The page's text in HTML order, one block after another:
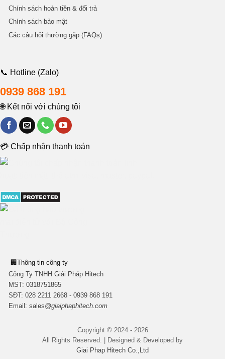
Chính sách hoàn tiền & đổi trả
Chính sách bảo mật
Các câu hỏi thường gặp (FAQs)
📞 Hotline (Zalo)
0939 868 191
🌐 Kết nối với chúng tôi
💳 Chấp nhận thanh toán
🏢 Thông tin công ty
Công Ty TNHH Giải Pháp Hitech
MST: 0318751865
SĐT: 028 2211 2668 - 0939 868 191
Email: sales@giaiphaphitech.com
Copyright © 2024 - 2026
All Rights Reserved. | Designed & Developed by
Giai Phap Hitech Co.,Ltd